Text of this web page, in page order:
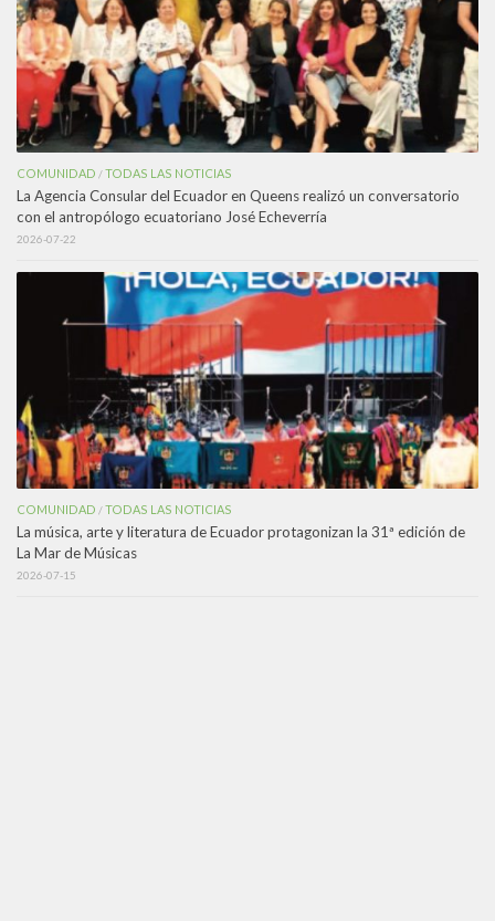
COMUNIDAD /TODAS LAS NOTICIAS
La Agencia Consular del Ecuador en Queens realizó un conversatorio
con el antropólogo ecuatoriano José Echeverría
2026-07-22
COMUNIDAD /TODAS LAS NOTICIAS
La música, arte y literatura de Ecuador protagonizan la 31ª edición de
La Mar de Músicas
2026-07-15